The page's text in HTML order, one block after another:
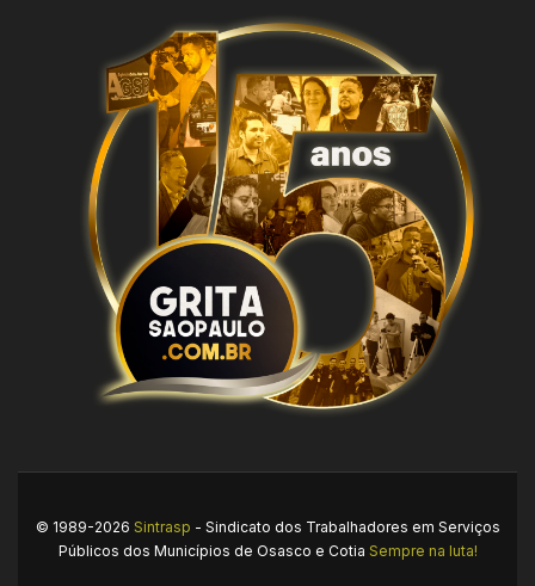
© 1989-2026 Sintrasp - Sindicato dos Trabalhadores em Serviços
Públicos dos Municípios de Osasco e Cotia Sempre na luta!